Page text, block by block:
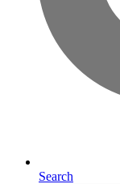
Search